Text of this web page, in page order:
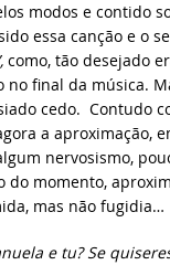
modos e contido
essa canção e o
como, tão desejado
no final da música.
cedo. Contudo
a aproximação,
nervosismo,
do momento,
mas não fugidia…
e tu? Se